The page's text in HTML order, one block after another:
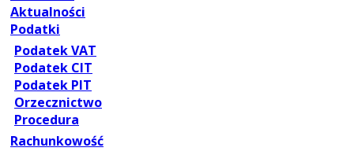
Aktualności
Podatki
Podatek VAT
Podatek CIT
Podatek PIT
Orzecznictwo
Procedura
Rachunkowość